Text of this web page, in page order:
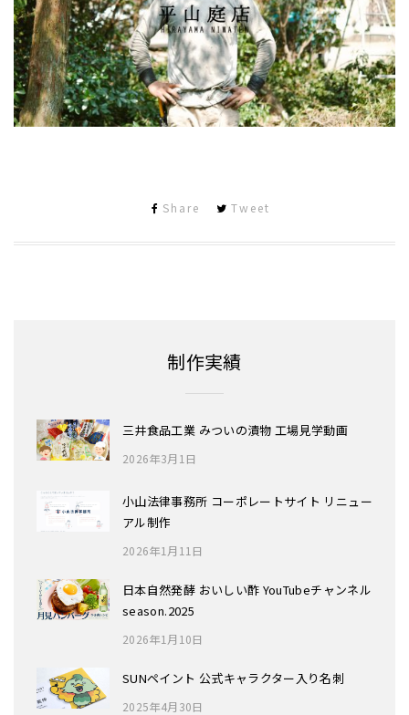
Share Tweet
制作実績
三井食品工業 みついの漬物 工場見学動画
2026年3月1日
小山法律事務所 コーポレートサイト リニュー
アル制作
2026年1月11日
日本自然発酵 おいしい酢 YouTubeチャンネル
season.2025
2026年1月10日
SUNペイント 公式キャラクター入り名刺
2025年4月30日